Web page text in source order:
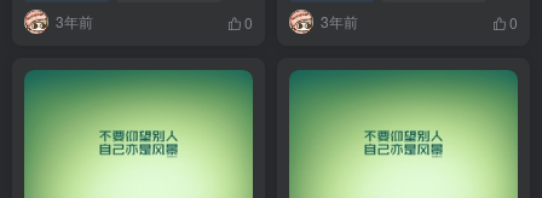
3年前 0 3年前 0